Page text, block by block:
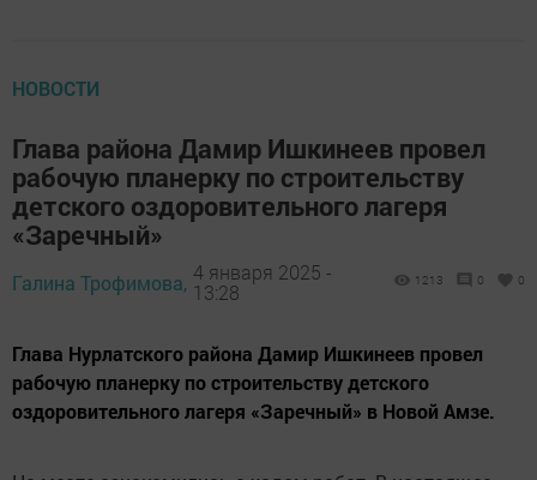
НОВОСТИ
Глава района Дамир Ишкинеев провел
рабочую планерку по строительству
детского оздоровительного лагеря
«Заречный»
Галина Трофимова, 4 января 2025 -
13:28
1213 0 0
Глава Нурлатского района Дамир Ишкинеев провел
рабочую планерку по строительству детского
оздоровительного лагеря «Заречный» в Новой Амзе.